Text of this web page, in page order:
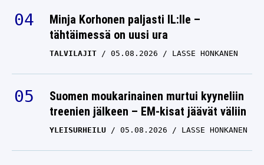
Minja Korhonen paljasti IL:lle –
tähtäimessä on uusi ura
TALVILAJIT 05.08.2026 LASSE HONKANEN
Suomen moukarinainen murtui kyyneliin
treenien jälkeen – EM-kisat jäävät väliin
YLEISURHEILU 05.08.2026 LASSE HONKANEN